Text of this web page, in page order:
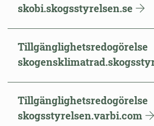
skobi.skogsstyrelsen.se
Tillgänglighetsredogörelse
Tillgänglighetsredogörelse
skogsstyrelsen.varbi.com